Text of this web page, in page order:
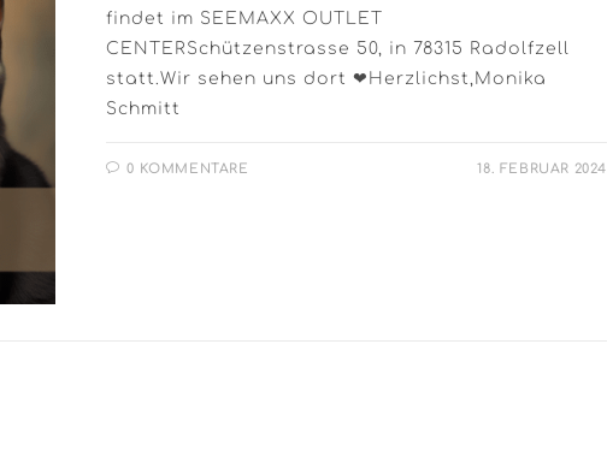
findet im SEEMAXX OUTLET
CENTERSchützenstrasse 50, in 78315 Radolfzell
statt.Wir sehen uns dort ❤Herzlichst,Monika
Schmitt
0 KOMMENTARE 18. FEBRUAR 2024